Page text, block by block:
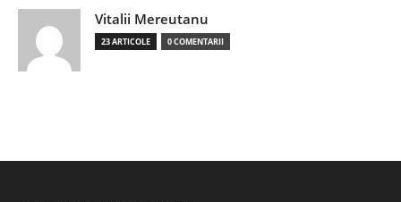
Vitalii Mereutanu
23 ARTICOLE 0 COMENTARII